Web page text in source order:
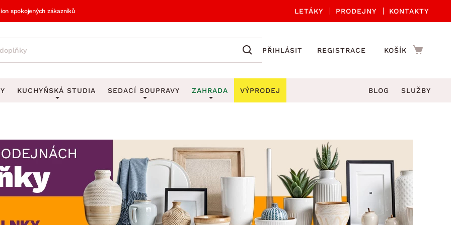
spokojených zákazníků LETÁKY PRODEJNY KONTAKTY
PŘIHLÁSIT REGISTRACE KOŠÍK
Obrazy
Zrcadla
Zobrazit vše
Věšáky na klíče
Stojany na deštníky
Stojany na noviny
Stojany na oblečení
Zobrazit vše
Kuchyňské příslušenství
Kuchyňské doplňky
Koupelnové doplňky
Zahradní doplňky
Zobrazit vše
KUCHYŇSKÁ STUDIA SEDACÍ SOUPRAVY
Rohové sedací soupravy
Sedací soupravy 3-2-1
Sedací soupravy na míru
ZAHRADA
Zahradní židle a křesla
Zahradní lavice
Zahradní stoly
Zahradní houpačky
Zahradní lehátka
VÝPRODEJ BLOG SLUŽBY